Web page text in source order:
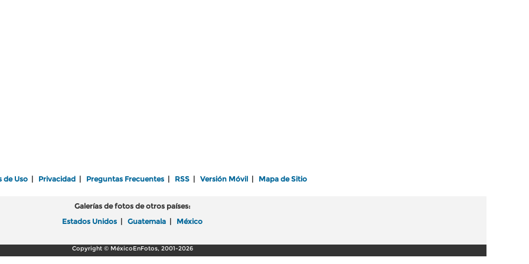
de Uso Privacidad Preguntas Frecuentes RSS Versión Móvil Mapa de Sitio
Galerías de fotos de otros países:
Estados Unidos
Guatemala México
Copyright © MéxicoEnFotos, 2001-2026